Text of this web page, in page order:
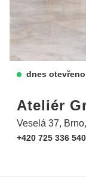
dnes otevřeno
Ateliér
Veselá 37,
+420 725 336 540